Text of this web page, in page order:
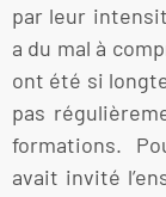
par leur
a du mal à
ont été si
pas
formations.
avait invité